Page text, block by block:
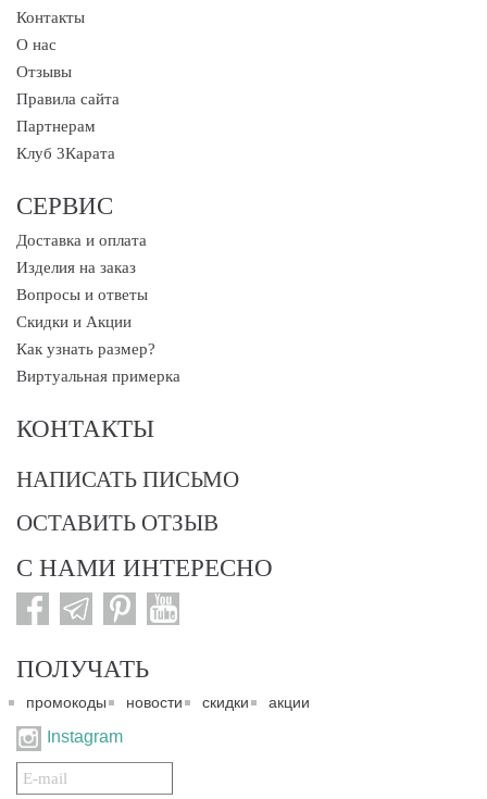
Контакты
О нас
Отзывы
Правила сайта
Партнерам
Клуб 3Карата
СЕРВИС
Доставка и оплата
Изделия на заказ
Вопросы и ответы
Скидки и Акции
Как узнать размер?
Виртуальная примерка
КОНТАКТЫ
НАПИСАТЬ ПИСЬМО
ОСТАВИТЬ ОТЗЫВ
С НАМИ ИНТЕРЕСНО
ПОЛУЧАТЬ
промокоды новости скидки акции
Instagram
Подписаться
на